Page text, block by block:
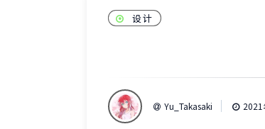
设计
Yu_Takasaki 2021